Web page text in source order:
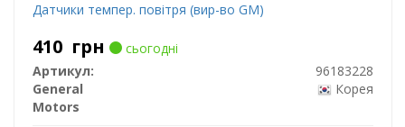
Датчики темпер. повітря (вир-во GM)
410 грн
сьогодні
Артикул:
96183228
General
Motors
Корея